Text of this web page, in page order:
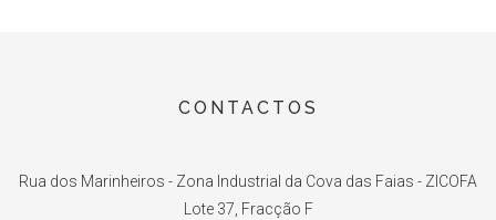
CONTACTOS
Rua dos Marinheiros - Zona Industrial da Cova das Faias - ZICOFA
Lote 37, Fracção F